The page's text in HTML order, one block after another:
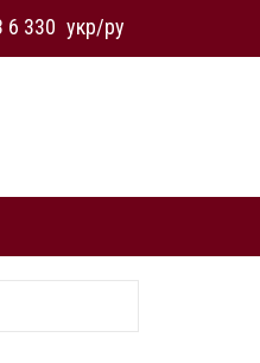
6 330 укр/ру